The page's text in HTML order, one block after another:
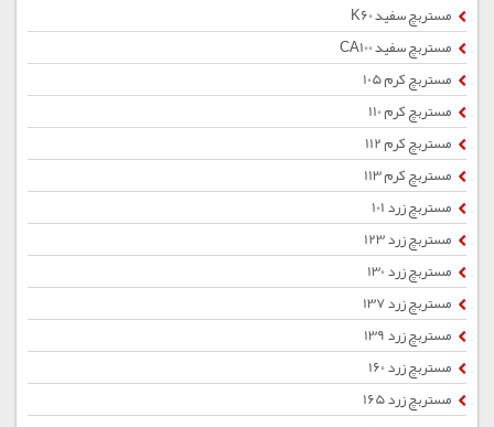
مستربچ سفید K60
مستربچ سفید CA100
مستربچ کرم 105
مستربچ کرم 110
مستربچ کرم 112
مستربچ کرم 113
مستربچ زرد 101
مستربچ زرد 123
مستربچ زرد 130
مستربچ زرد 137
مستربچ زرد 139
مستربچ زرد 160
مستربچ زرد 165